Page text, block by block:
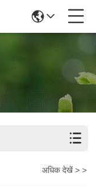
अधिक देखें > >